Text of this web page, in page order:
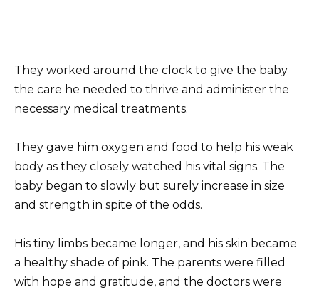
They worked around the clock to give the baby
the care he needed to thrive and administer the
necessary medical treatments.
They gave him oxygen and food to help his weak
body as they closely watched his vital signs. The
baby began to slowly but surely increase in size
and strength in spite of the odds.
His tiny limbs became longer, and his skin became
a healthy shade of pink. The parents were filled
with hope and gratitude, and the doctors were